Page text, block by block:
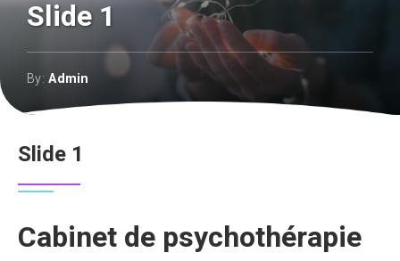
Slide 1
By:Admin
Slide 1
Cabinet de psychothérapie